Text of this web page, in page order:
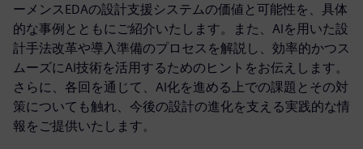
ーメンスEDAの設計支援システムの価値と可能性を、具体
的な事例とともにご紹介いたします。また、AIを用いた設
計手法改革や導入準備のプロセスを解説し、効率的かつス
ムーズにAI技術を活用するためのヒントをお伝えします。
さらに、各回を通じて、AI化を進める上での課題とその対
策についても触れ、今後の設計の進化を支える実践的な情
報をご提供いたします。